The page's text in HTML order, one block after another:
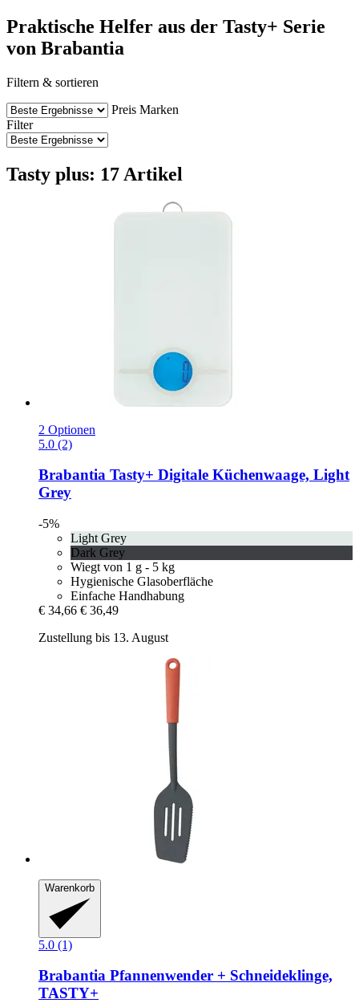
Praktische Helfer aus der Tasty+ Serie
von Brabantia
Filtern & sortieren
Preis Marken
Filter
Tasty plus: 17 Artikel
2 Optionen
5.0 (2)
Brabantia Tasty+ Digitale Küchenwaage, Light
Grey
-5%
Light Grey
Dark Grey
Wiegt von 1 g - 5 kg
Hygienische Glasoberfläche
Einfache Handhabung
€ 34,66 € 36,49
Zustellung bis 13. August
Warenkorb
5.0 (1)
Brabantia Pfannenwender + Schneideklinge,
TASTY+